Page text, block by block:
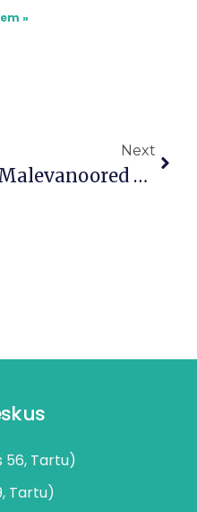
»
Next
Malevanoored Võtsid Üleriiklikult Kokkutulekult Teise Koha!
56, Tartu)
Tartu)